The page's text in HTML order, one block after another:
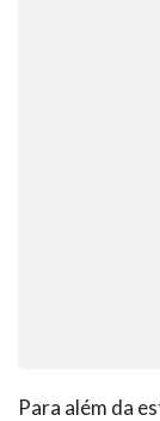
Para além da